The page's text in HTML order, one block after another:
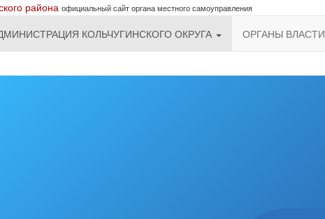
района официальный сайт органа местного самоуправления
КОЛЬЧУГИНСКОГО ОКРУГА ОРГАНЫ ВЛАСТИ